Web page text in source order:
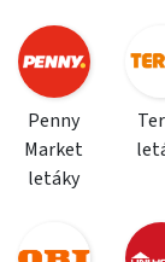
Penny
Market
letáky